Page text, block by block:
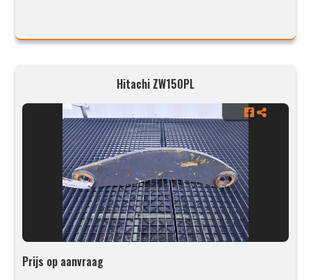
Hitachi ZW150PL
Prijs op aanvraag